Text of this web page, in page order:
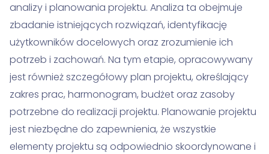
analizy i planowania projektu. Analiza ta obejmuje
zbadanie istniejących rozwiązań, identyfikację
użytkowników docelowych oraz zrozumienie ich
potrzeb i zachowań. Na tym etapie, opracowywany
jest również szczegółowy plan projektu, określający
zakres prac, harmonogram, budżet oraz zasoby
potrzebne do realizacji projektu. Planowanie projektu
jest niezbędne do zapewnienia, że wszystkie
elementy projektu są odpowiednio skoordynowane i